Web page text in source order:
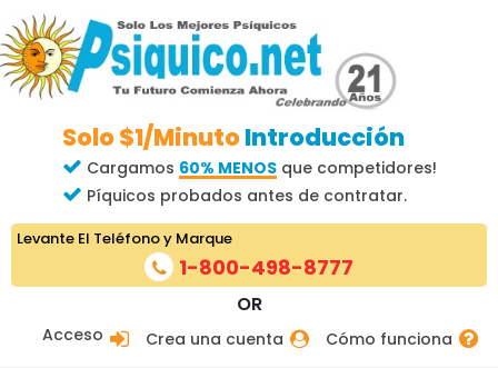
Solo $1/MinutoIntroducción
Cargamos 60% MENOSque competidores!
Píquicos probados antes de contratar.
Acceso Crea una cuenta Cómo funciona
OR
Levante El Teléfono y Marque
1-800-498-8777